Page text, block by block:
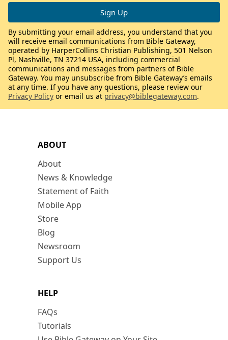
ABOUT
About
News & Knowledge
Statement of Faith
Mobile App
Store
Blog
Newsroom
Support Us
HELP
FAQs
Tutorials
By submitting your email address, you understand that you
will receive email communications from Bible Gateway,
operated by HarperCollins Christian Publishing, 501 Nelson
Pl, Nashville, TN 37214 USA, including commercial
communications and messages from partners of Bible
Gateway. You may unsubscribe from Bible Gateway’s emails
at any time. If you have any questions, please review our
Privacy Policy or email us at privacy@biblegateway.com.